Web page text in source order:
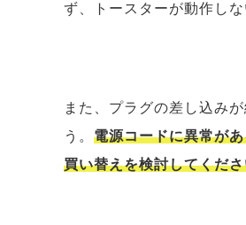
ず、トースターが動作し
また、プラグの差し込み
う。 電源コードに異常が
買い替えを検討してくだ